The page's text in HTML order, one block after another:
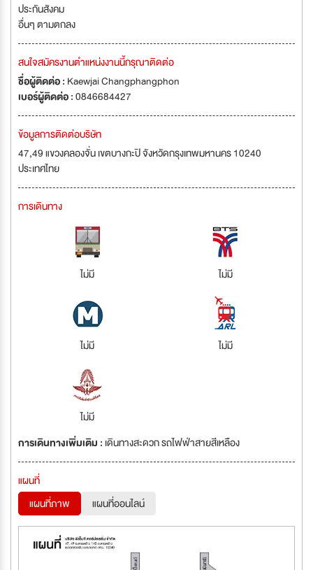
ประกันสังคม
อื่นๆ ตามตกลง
สนใจสมัครงานตำแหน่งงานนี้กรุณาติดต่อ
ชื่อผู้ติดต่อ : Kaewjai Changphangphon
เบอร์ผู้ติดต่อ :0846684427
ข้อมูลการติดต่อบริษัท
47,49 แขวงคลองจั่น เขตบางกะปิ จังหวัดกรุงเทพมหานคร 10240
ประเทศไทย
การเดินทาง
ไม่มี ไม่มี
ไม่มี ไม่มี
ไม่มี
การเดินทางเพิ่มเติม : เดินทางสะดวก รถไฟฟ่าสายสีเหลือง
แผนที่
แผนที่ภาพ
แผนที่ออนไลน์